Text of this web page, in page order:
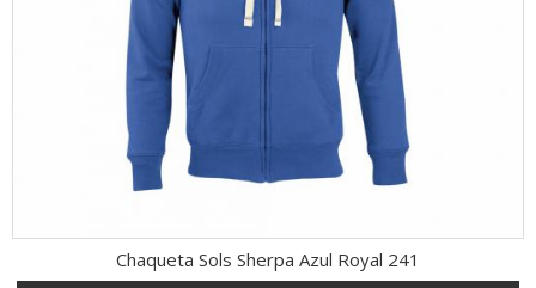
Chaqueta Sols Sherpa Azul Royal 241